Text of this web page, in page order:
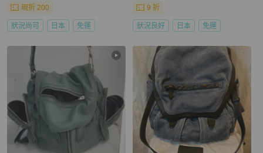
現折 200
狀況尚可 日本 免運
9 折
狀況良好 日本 免運